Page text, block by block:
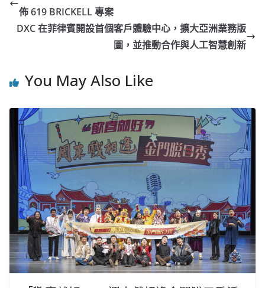
佈 619 BRICKELL 專案
DXC 在菲律賓開設首個客戶體驗中心，擴大亞洲業務版
圖，並推動合作與人工智慧創新
You May Also Like